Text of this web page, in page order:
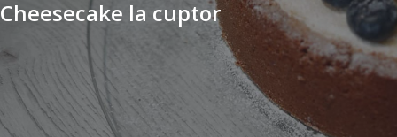
Cheesecake la cuptor